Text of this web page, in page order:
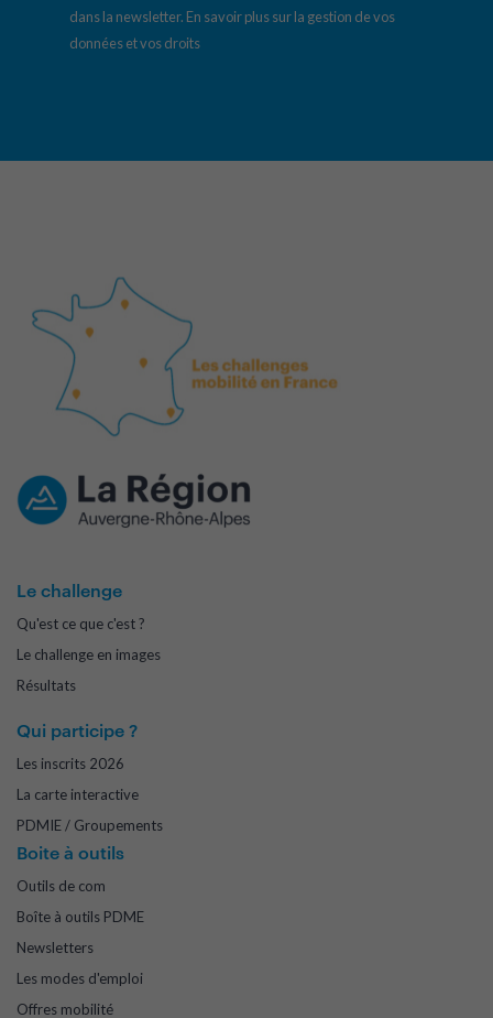
dans la newsletter. En savoir plus sur la gestion de vos
données et vos droits
Le challenge
Qu'est ce que c'est ?
Le challenge en images
Résultats
Qui participe ?
Les inscrits 2026
La carte interactive
PDMIE / Groupements
Boite à outils
Outils de com
Boîte à outils PDME
Newsletters
Les modes d'emploi
Offres mobilité